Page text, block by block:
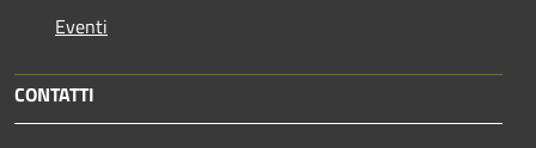
Eventi
CONTATTI